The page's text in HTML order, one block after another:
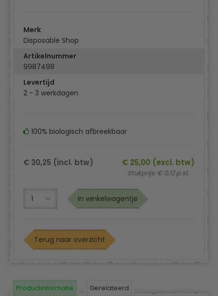
Merk
Disposable Shop
Artikelnummer
9987498
Levertijd
2 - 3 werkdagen
100% biologisch afbreekbaar
€ 25,00 (excl. btw)
Stukprijs: € 0,12 p.st.
€ 30,25 (incl. btw)
In winkelwagentje
Terug naar overzicht
Productinformatie Gerelateerd